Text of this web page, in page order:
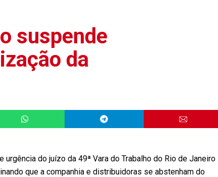
suspende
da
do juízo da 49ª Vara do Trabalho do Rio de Janeiro
que a companhia e distribuidoras se abstenham do